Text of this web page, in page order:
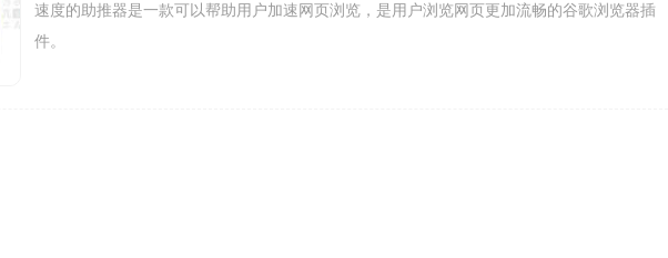
速度的助推器是一款可以帮助用户加速网页浏览，是用户浏览网页更加流畅的谷歌浏览器插
件。